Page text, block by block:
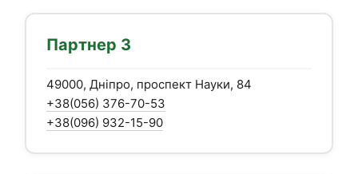
Партнер 3
49000, Дніпро, проспект Науки, 84
+38(056) 376-70-53
+38(096) 932-15-90